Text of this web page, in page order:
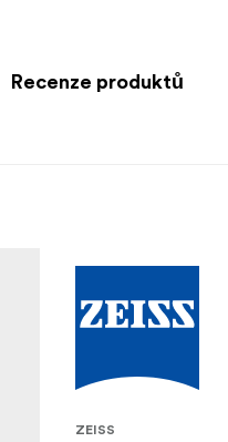
Recenze produktů
ZEISS